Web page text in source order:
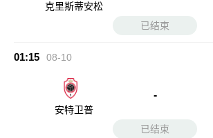
克里斯蒂安松
已结束
01:15 08-10
安特卫普
-
已结束